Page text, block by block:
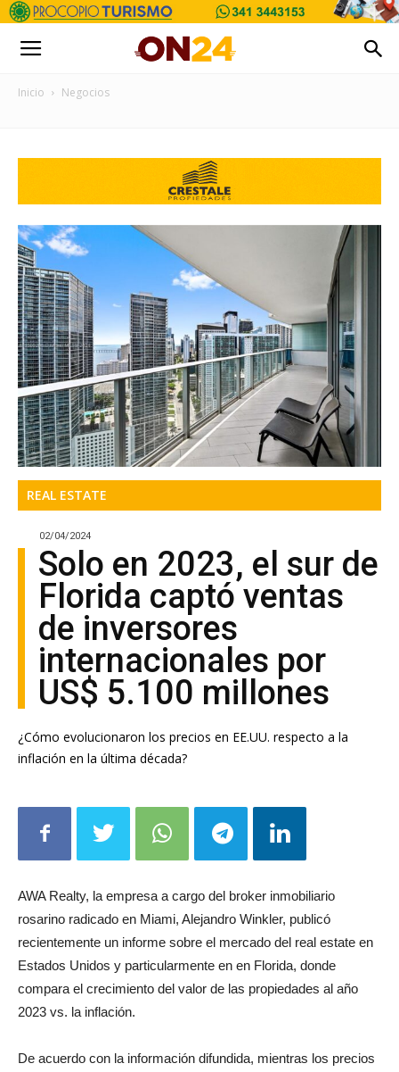
Inicio Negocios
REAL ESTATE
02/04/2024
Solo en 2023, el sur de
Florida captó ventas
de inversores
internacionales por
US$ 5.100 millones
¿Cómo evolucionaron los precios en EE.UU. respecto a la
inflación en la última década?
AWA Realty, la empresa a cargo del broker inmobiliario
rosarino radicado en Miami, Alejandro Winkler, publicó
recientemente un informe sobre el mercado del real estate en
Estados Unidos y particularmente en en Florida, donde
compara el crecimiento del valor de las propiedades al año
2023 vs. la inflación.
De acuerdo con la información difundida, mientras los precios